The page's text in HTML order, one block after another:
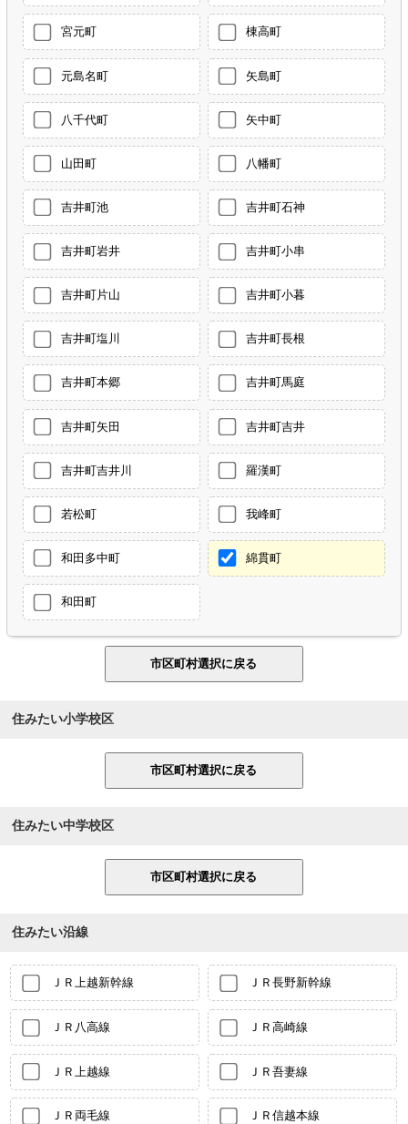
宮元町 棟高町
元島名町 矢島町
八千代町 矢中町
山田町 八幡町
吉井町池 吉井町石神
吉井町岩井 吉井町小串
吉井町片山 吉井町小暮
吉井町塩川 吉井町長根
吉井町本郷 吉井町馬庭
吉井町矢田 吉井町吉井
吉井町吉井川 羅漢町
若松町 我峰町
和田多中町 綿貫町
和田町
住みたい小学校区
住みたい中学校区
住みたい沿線
ＪＲ上越新幹線 ＪＲ長野新幹線
ＪＲ八高線 ＪＲ高崎線
ＪＲ上越線 ＪＲ吾妻線
ＪＲ両毛線 ＪＲ信越本線